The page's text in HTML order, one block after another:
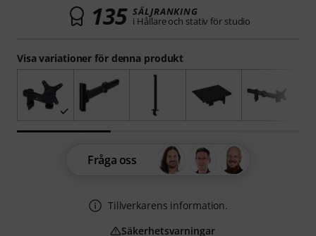
Visa variationer för denna produkt
135 SÄLJRANKING
i Hållare och stativ för studio
Fråga oss
Tillverkarens information.
Säkerhetsvarningar